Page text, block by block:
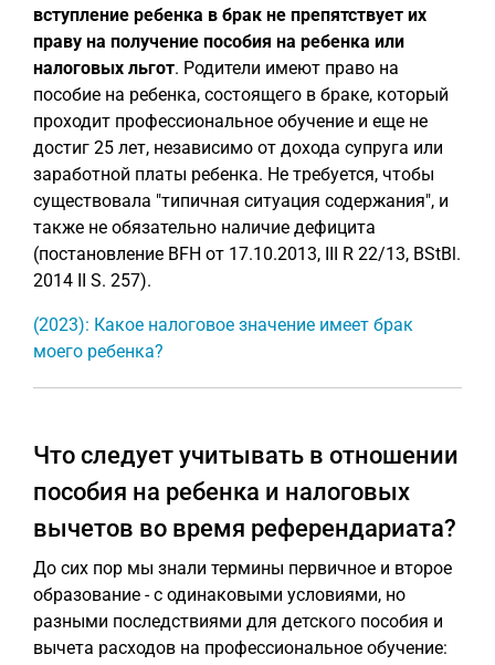
вступление ребенка в брак не препятствует их
праву на получение пособия на ребенка или
налоговых льгот. Родители имеют право на
пособие на ребенка, состоящего в браке, который
проходит профессиональное обучение и еще не
достиг 25 лет, независимо от дохода супруга или
заработной платы ребенка. Не требуется, чтобы
существовала "типичная ситуация содержания", и
также не обязательно наличие дефицита
(постановление BFH от 17.10.2013, III R 22/13, BStBl.
2014 II S. 257).
(2023): Какое налоговое значение имеет брак
моего ребенка?
Что следует учитывать в отношении
пособия на ребенка и налоговых
вычетов во время референдариата?
До сих пор мы знали термины первичное и второе
образование - с одинаковыми условиями, но
разными последствиями для детского пособия и
вычета расходов на профессиональное обучение: